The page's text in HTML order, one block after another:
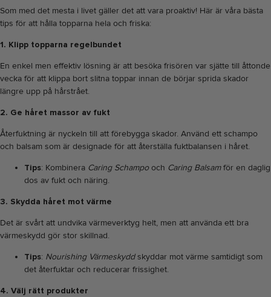
Som med det mesta i livet gäller det att vara proaktiv! Här är våra bästa
tips för att hålla topparna hela och friska:
1. Klipp topparna regelbundet
En enkel men effektiv lösning är att besöka frisören var sjätte till åttonde
vecka för att klippa bort slitna toppar innan de börjar sprida skador
längre upp på hårstrået.
2. Ge håret massor av fukt
Återfuktning är nyckeln till att förebygga skador. Använd ett schampo
och balsam som är designade för att återställa fuktbalansen i håret.
Tips: Kombinera Caring Schampooch Caring Balsamför en daglig
dos av fukt och näring.
3. Skydda håret mot värme
Det är svårt att undvika värmeverktyg helt, men att använda ett bra
värmeskydd gör stor skillnad.
Tips: Nourishing Värmeskyddskyddar mot värme samtidigt som
det återfuktar och reducerar frissighet.
4. Välj rätt produkter